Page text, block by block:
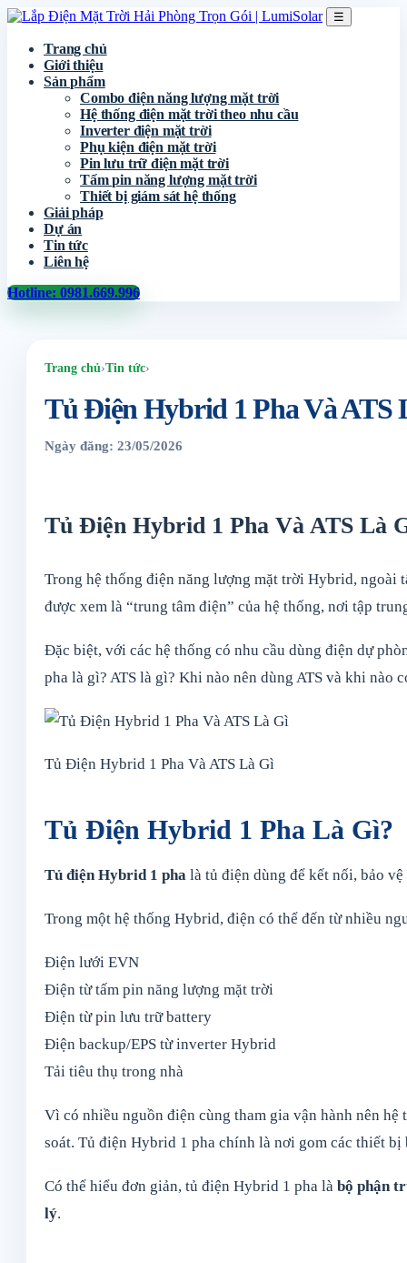
☰
Trang chủ
Giới thiệu
Sản phẩm
Combo điện năng lượng mặt trời
Hệ thống điện mặt trời theo nhu cầu
Inverter điện mặt trời
Phụ kiện điện mặt trời
Pin lưu trữ điện mặt trời
Tấm pin năng lượng mặt trời
Thiết bị giám sát hệ thống
Giải pháp
Dự án
Tin tức
Liên hệ
Hotline: 0981.669.996
Trang chủ›Tin tức›
Tủ Điện Hybrid 1 Pha Và
Ngày đăng: 23/05/2026
Tủ Điện Hybrid 1 Pha Và ATS Là
Trong hệ thống điện năng lượng mặt trời Hybrid,
được xem là “trung tâm điện” của hệ thống, nơi tập
Đặc biệt, với các hệ thống có nhu cầu dùng điện dự
pha là gì? ATS là gì? Khi nào nên dùng ATS và khi
Tủ Điện Hybrid 1 Pha Và ATS Là Gì
Tủ Điện Hybrid 1 Pha Là Gì?
Tủ điện Hybrid 1 pha là tủ điện dùng để kết nối, bảo
Trong một hệ thống Hybrid, điện có thể đến từ nhiều
Điện lưới EVN
Điện từ tấm pin năng lượng mặt trời
Điện từ pin lưu trữ battery
Điện backup/EPS từ inverter Hybrid
Tải tiêu thụ trong nhà
Vì có nhiều nguồn điện cùng tham gia vận hành nên
soát. Tủ điện Hybrid 1 pha chính là nơi gom các thiết
Có thể hiểu đơn giản, tủ điện Hybrid 1 pha là bộ phận
lý.